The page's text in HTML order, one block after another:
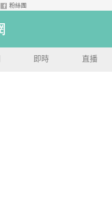
粉絲團
即時 直播